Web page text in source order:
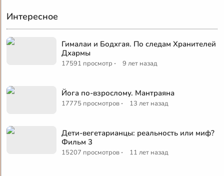
Интересное
Гималаи и Бодхгая. По следам Хранителей
Дхармы
17591 просмотр · 9 лет назад
Йога по-взрослому. Мантраяна
17775 просмотров · 13 лет назад
Дети-вегетарианцы: реальность или миф?
Фильм 3
15207 просмотров · 11 лет назад